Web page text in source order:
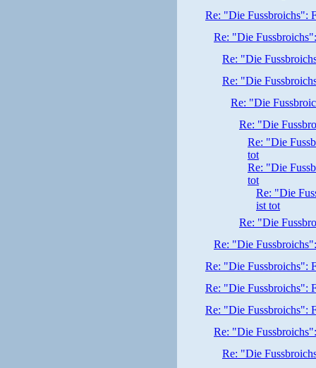
Re: "Die Fussbroichs":
Re: "Die
Re: "Die
Re: "Die
Re: "Die
Re: "Die
Re: "Die
tot
Re: "Die
tot
Re: "Die
ist tot
Re: "Die
Re: "Die
Re: "Die Fussbroichs":
Re: "Die Fussbroichs":
Re: "Die Fussbroichs":
Re: "Die
Re: "Die